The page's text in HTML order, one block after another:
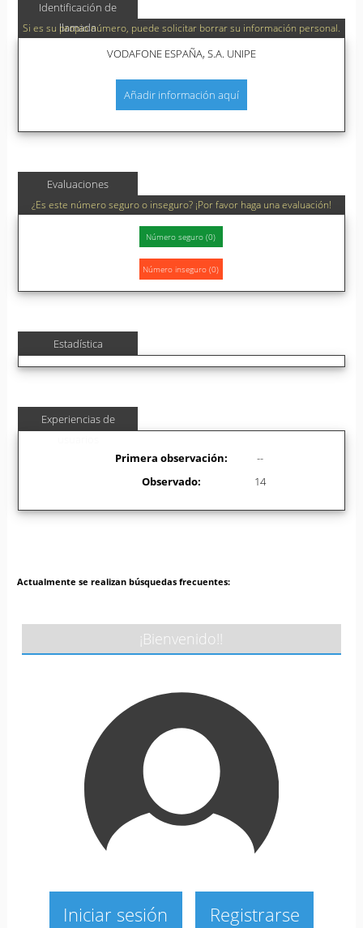
Identificación de
llamada
Si es su propio número, puede solicitar borrar su información personal.
VODAFONE ESPAÑA, S.A. UNIPE
Añadir información aquí
Evaluaciones
¿Es este número seguro o inseguro? ¡Por favor haga una evaluación!
Estadística
Experiencias de
Primera observación:
--
Observado:
14
Actualmente se realizan búsquedas frecuentes:
¡Bienvenido!!
Iniciar sesión Registrarse